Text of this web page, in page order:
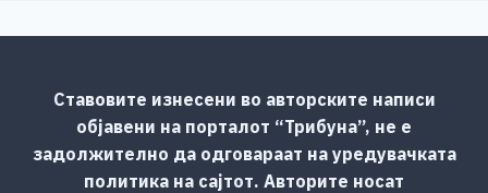
Ставовите изнесени во авторските написи
објавени на порталот “Трибуна”, не е
задолжително да одговараат на уредувачката
политика на сајтот. Авторите носат